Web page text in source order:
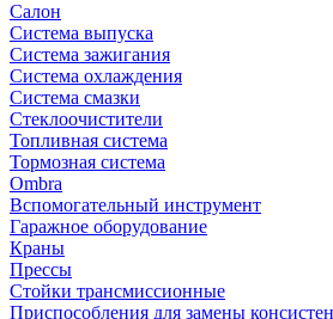
Салон
Система выпуска
Система зажигания
Система охлаждения
Система смазки
Стеклоочистители
Топливная система
Тормозная система
Ombra
Вспомогательный инструмент
Гаражное оборудование
Краны
Прессы
Стойки трансмиссионные
Приспособления для замены